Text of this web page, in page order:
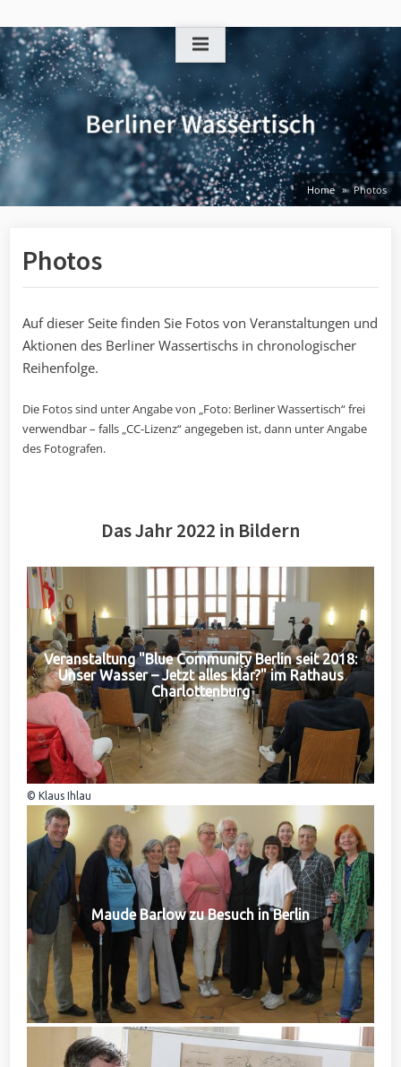
to
content
Home Photos
Photos
Auf dieser Seite finden Sie Fotos von Veranstaltungen und
Aktionen des Berliner Wassertischs in chronologischer
Reihenfolge.
Die Fotos sind unter Angabe von „Foto: Berliner Wassertisch“ frei
verwendbar – falls „CC-Lizenz“ angegeben ist, dann unter Angabe
des Fotografen.
Das Jahr 2022 in Bildern
Veranstaltung "Blue Community Berlin seit 2018:
Unser Wasser – Jetzt alles klar?" im Rathaus
Charlottenburg
© Klaus Ihlau
Maude Barlow zu Besuch in Berlin